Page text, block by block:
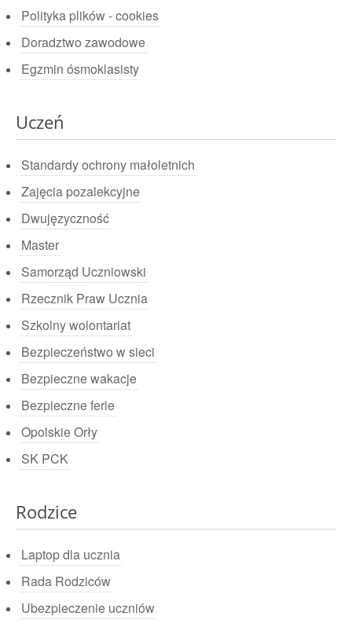
Polityka plików - cookies
Doradztwo zawodowe
Egzmin ósmoklasisty
Uczeń
Standardy ochrony małoletnich
Zajęcia pozalekcyjne
Dwujęzyczność
Master
Samorząd Uczniowski
Rzecznik Praw Ucznia
Szkolny wolontariat
Bezpieczeństwo w sieci
Bezpieczne wakacje
Bezpieczne ferie
Opolskie Orły
SK PCK
Rodzice
Laptop dla ucznia
Rada Rodziców
Ubezpieczenie uczniów